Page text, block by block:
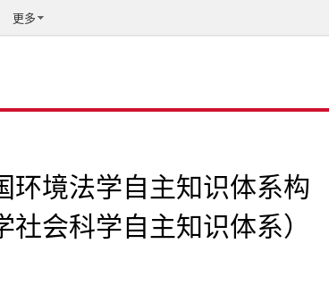
更多
环境法学自主知识体系构
会科学自主知识体系）